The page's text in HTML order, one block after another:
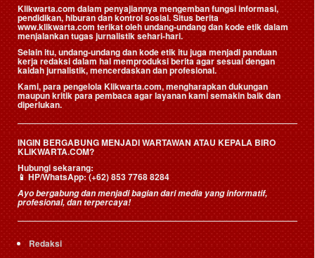
Klikwarta.com dalam penyajiannya mengemban fungsi informasi,
pendidikan, hiburan dan kontrol sosial. Situs berita
www.klikwarta.com terikat oleh undang-undang dan kode etik dalam
menjalankan tugas jurnalistik sehari-hari.
Selain itu, undang-undang dan kode etik itu juga menjadi panduan
kerja redaksi dalam hal memproduksi berita agar sesuai dengan
kaidah jurnalistik, mencerdaskan dan profesional.
Kami, para pengelola Klikwarta.com, mengharapkan dukungan
maupun kritik para pembaca agar layanan kami semakin baik dan
diperlukan.
INGIN BERGABUNG MENJADI WARTAWAN ATAU KEPALA BIRO
KLIKWARTA.COM?
Hubungi sekarang:
📱HP/WhatsApp:(+62) 853 7768 8284
Ayo bergabung dan menjadi bagian dari media yang informatif,
profesional, dan terpercaya!
Redaksi